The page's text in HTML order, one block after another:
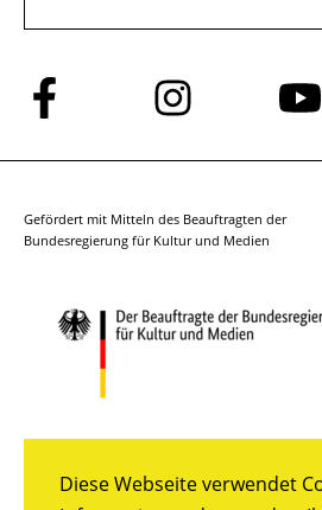
Diese Webseite verwendet
Folge
uns
auf
Folge
uns
auf
Folge
auf
Gefördert mit Mitteln des Beauftragten der
Bundesregierung für Kultur und Medien